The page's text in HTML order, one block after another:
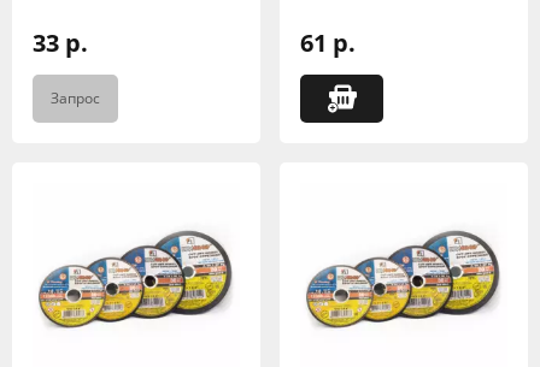
33 р.
Запрос
61 р.